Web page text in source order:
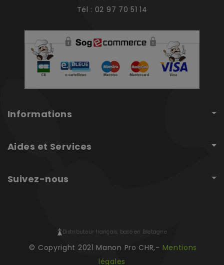
Tél : 02 97 70 51 14
Informations
Aides et Services
Suivez-nous
Distributeur français, basé en Bretagne
© Copyright 2021 Manon Pro CHR,- Mentions
légales